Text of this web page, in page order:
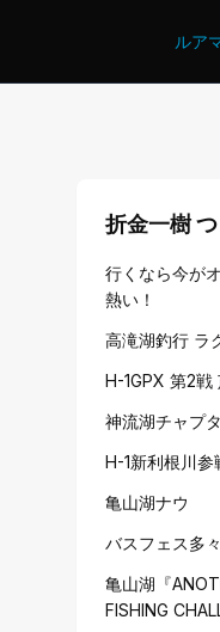
ルア
折金一樹
行くなら今が
熱い！
高滝湖釣行 ラ
H-1GPX 第2戦
神流湖チャプ
H-1新利根川参
亀山湖ナウ
バスフェス多
亀山湖『
FISHING